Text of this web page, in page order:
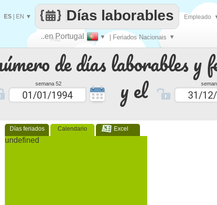
de días laborables y
semana 52 y el
Días feriados Calendario Excel
undefined
Haz
que
..en Portugal ▼ | Feriados Nacionais ▼
Días laborables
ES EN ▼ Empleado